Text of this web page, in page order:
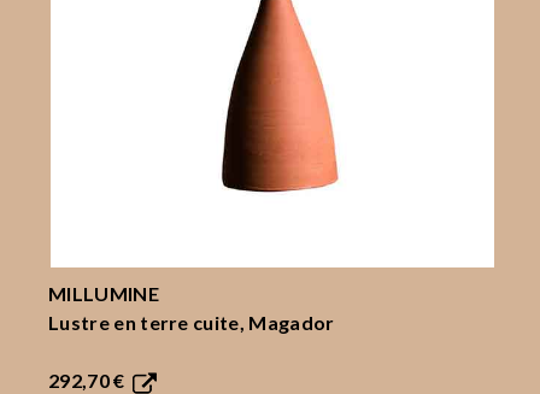
MILLUMINE
Lustre en terre cuite, Magador
292,70 €